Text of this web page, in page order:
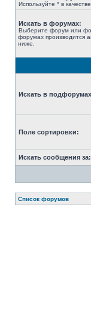
Используйте * в
Искать в форумах:
Выберите форум или
форумах производится
ниже.
Искать в
Поле сортировки:
Искать сообщения за:
Список форумов